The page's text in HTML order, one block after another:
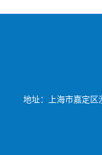
地址：上海市嘉定